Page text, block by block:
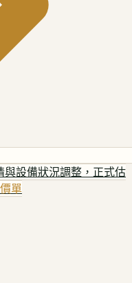
與設備狀況調整，正式估
單